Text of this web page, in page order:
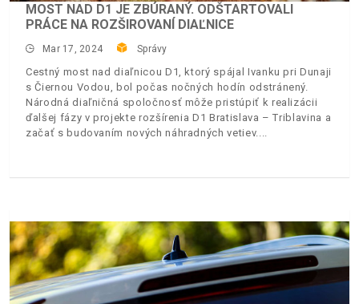
MOST NAD D1 JE ZBÚRANÝ. ODŠTARTOVALI
PRÁCE NA ROZŠIROVANÍ DIAĽNICE
Mar 17, 2024 Správy
Cestný most nad diaľnicou D1, ktorý spájal Ivanku pri Dunaji
s Čiernou Vodou, bol počas nočných hodín odstránený.
Národná diaľničná spoločnosť môže pristúpiť k realizácii
ďalšej fázy v projekte rozšírenia D1 Bratislava – Triblavina a
začať s budovaním nových náhradných vetiev.